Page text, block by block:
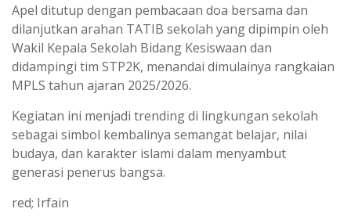
Apel ditutup dengan pembacaan doa bersama dan
dilanjutkan arahan TATIB sekolah yang dipimpin oleh
Wakil Kepala Sekolah Bidang Kesiswaan dan
didampingi tim STP2K, menandai dimulainya rangkaian
MPLS tahun ajaran 2025/2026.
Kegiatan ini menjadi trending di lingkungan sekolah
sebagai simbol kembalinya semangat belajar, nilai
budaya, dan karakter islami dalam menyambut
generasi penerus bangsa.
red; Irfain